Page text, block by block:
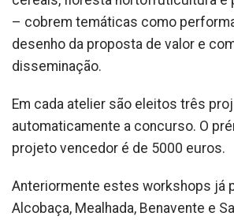
– cobrem temáticas como
desenho da proposta de valor e
disseminação.
Em cada atelier são eleitos três
automaticamente a concurso. O
projeto vencedor é de 5000 euros.
Anteriormente estes workshops já
Alcobaça, Mealhada, Benavente e